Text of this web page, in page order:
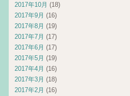
2017年10月 (18)
2017年9月 (16)
2017年8月 (19)
2017年7月 (17)
2017年6月 (17)
2017年5月 (19)
2017年4月 (16)
2017年3月 (18)
2017年2月 (16)